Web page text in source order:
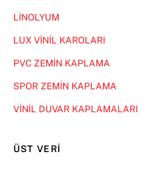
LİNOLYUM
LUX VİNİL KAROLARI
PVC ZEMİN KAPLAMA
SPOR ZEMİN KAPLAMA
VİNİL DUVAR KAPLAMALARI
ÜST VERI